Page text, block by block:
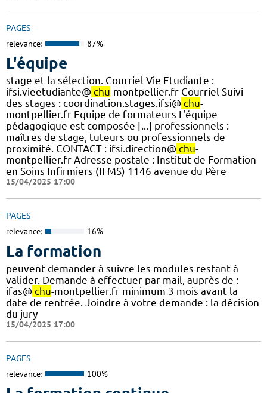
PAGES
relevance: 87%
L'équipe
stage et la sélection. Courriel Vie Etudiante :
ifsi.vieetudiante@ chu-montpellier.fr Courriel Suivi
des stages : coordination.stages.ifsi@ chu-
montpellier.fr Equipe de formateurs L'équipe
pédagogique est composée [...] professionnels :
maîtres de stage, tuteurs ou professionnels de
proximité. CONTACT : ifsi.direction@ chu-
montpellier.fr Adresse postale : Institut de Formation
en Soins Infirmiers (IFMS) 1146 avenue du Père
15/04/2025 17:00
PAGES
relevance: 16%
La formation
peuvent demander à suivre les modules restant à
valider. Demande à effectuer par mail, auprès de :
ifas@ chu-montpellier.fr minimum 3 mois avant la
date de rentrée. Joindre à votre demande : la décision
du jury
15/04/2025 17:00
PAGES
relevance: 100%